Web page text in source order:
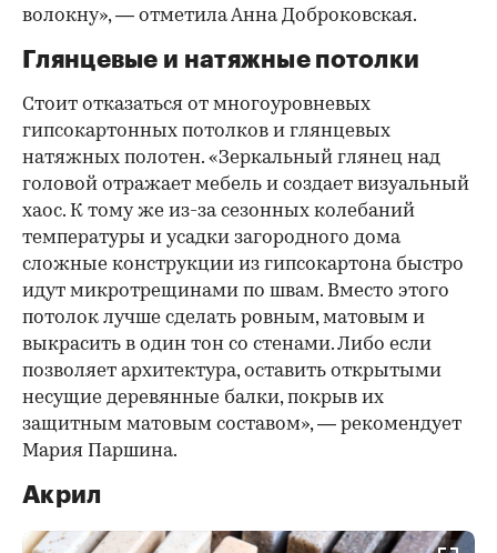
волокну», — отметила Анна Доброковская.
Глянцевые и натяжные потолки
Стоит отказаться от многоуровневых
гипсокартонных потолков и глянцевых
натяжных полотен. «Зеркальный глянец над
головой отражает мебель и создает визуальный
хаос. К тому же из-за сезонных колебаний
температуры и усадки загородного дома
сложные конструкции из гипсокартона быстро
идут микротрещинами по швам. Вместо этого
потолок лучше сделать ровным, матовым и
выкрасить в один тон со стенами. Либо если
позволяет архитектура, оставить открытыми
несущие деревянные балки, покрыв их
защитным матовым составом», — рекомендует
Мария Паршина.
Акрил